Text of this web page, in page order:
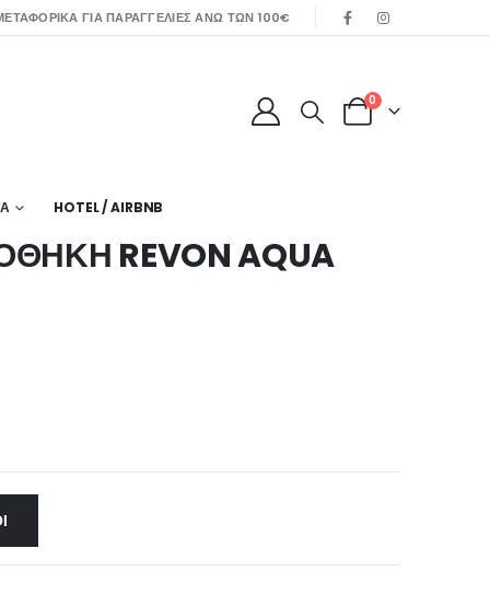
ΓΙΑ ΠΑΡΑΓΓΕΛΙΕΣ ΑΝΩ ΤΩΝ 100€
0
HOTEL / AIRBNB
REVON AQUA